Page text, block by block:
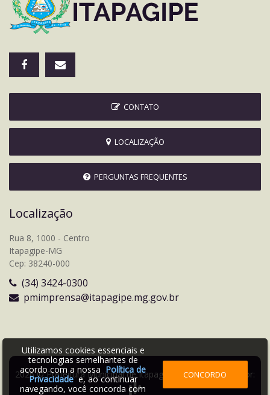
CONTATO
LOCALIZAÇÃO
PERGUNTAS FREQUENTES
Localização
Rua 8, 1000 - Centro
Itapagipe-MG
Cep: 38240-000
(34) 3424-0300
pmimprensa@itapagipe.mg.gov.br
2026 © Prefeitura Municipal de Itapagipe | Desenvolvido por:
Utilizamos cookies essenciais e
tecnologias semelhantes de
acordo com a nossaPolítica de
Privacidadee, ao continuar
navegando, você concorda com
CONCORDO